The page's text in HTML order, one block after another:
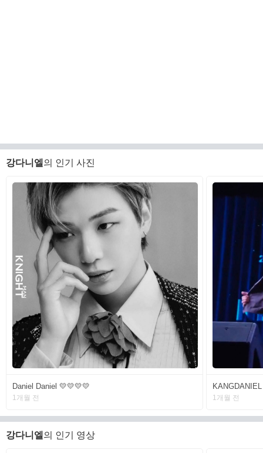
강다니엘 의 인기 사진
Daniel Daniel 💛💛💛💛
1개월 전 1개월 전
강다니엘 의 인기 영상